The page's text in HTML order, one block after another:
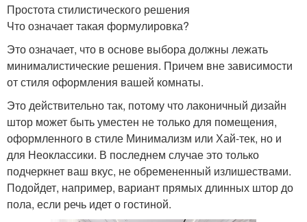
Простота стилистического решения
Что означает такая формулировка?
Это означает, что в основе выбора должны лежать
минималистические решения. Причем вне зависимости
от стиля оформления вашей комнаты.
Это действительно так, потому что лаконичный дизайн
штор может быть уместен не только для помещения,
оформленного в стиле Минимализм или Хай-тек, но и
для Неоклассики. В последнем случае это только
подчеркнет ваш вкус, не обремененный излишествами.
Подойдет, например, вариант прямых длинных штор до
пола, если речь идет о гостиной.